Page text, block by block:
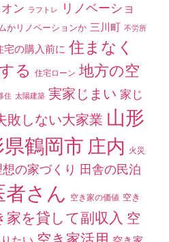
ン ラフトレ
リノベーショ
かリノベーションか 三川町 不労所
宅の購入前に 住まなく
る
住宅ローン 地方の空
住 太陽建築 実家じまい 家じ
敗しない大家業 山形
県鶴岡市 庄内 火災
想の家づくり 田舎の民泊
さん 空き家の価値 空き
家を貸して副収入 空